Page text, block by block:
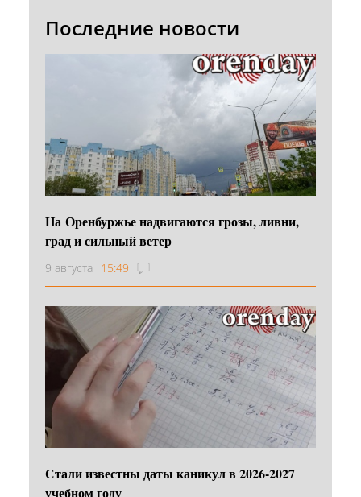
Последние новости
На Оренбуржье надвигаются грозы, ливни,
град и сильный ветер
9 августа 15:49
Стали известны даты каникул в 2026-2027
учебном году